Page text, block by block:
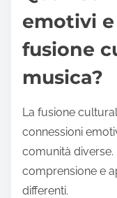
Quali
emotivi e
fusione